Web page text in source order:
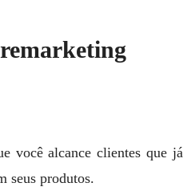
você alcance clientes que já
seus produtos.